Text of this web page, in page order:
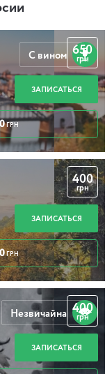
650
грн
ЗАПИСАТЬСЯ
ГРН
С вином
400
грн
ЗАПИСАТЬСЯ
ГРН
400
грн
ЗАПИСАТЬСЯ
Незвичайна